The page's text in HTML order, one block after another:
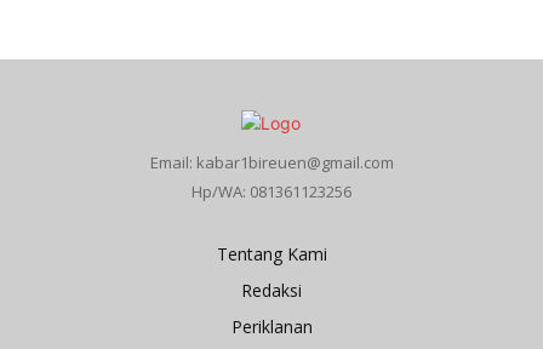
Email: kabar1bireuen@gmail.com
Hp/WA: 081361123256
Tentang Kami
Redaksi
Periklanan